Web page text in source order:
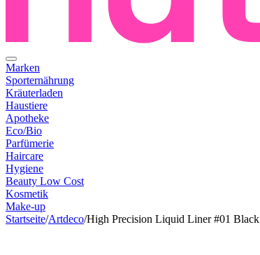
Marken
Sporternährung
Kräuterladen
Haustiere
Apotheke
Eco/Bio
Parfümerie
Haircare
Hygiene
Beauty Low Cost
Kosmetik
Make-up
Startseite/Artdeco/High Precision Liquid Liner #01 Black